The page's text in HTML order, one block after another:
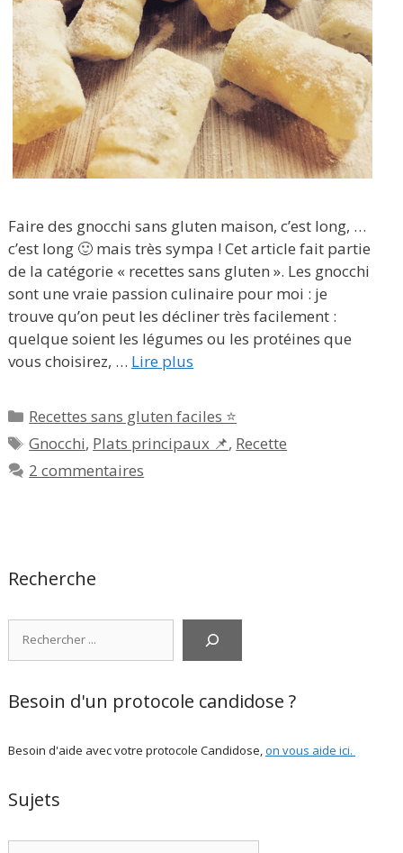
Faire des gnocchi sans gluten maison, c’est long, …
c’est long 🙂 mais très sympa ! Cet article fait partie
de la catégorie « recettes sans gluten ». Les gnocchi
sont une vraie passion culinaire pour moi : je
trouve qu’on peut les décliner très facilement :
quelque soient les légumes ou les protéines que
vous choisirez, … Lire plus
Catégories
Recettes sans gluten faciles ⭐
Étiquettes
Gnocchi, Plats principaux 📌, Recette
2 commentaires
Recherche
Besoin d'un protocole candidose ?
Besoin d'aide avec votre protocole Candidose, on vous aide ici.
Sujets